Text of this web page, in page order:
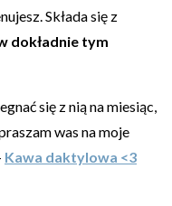
Składa się z
dokładnie tym
się z nią na miesiąc,
was na moje
Kawa daktylowa <3